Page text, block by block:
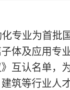
专业为首批
体及应用专
互认名单，
筑等行业人